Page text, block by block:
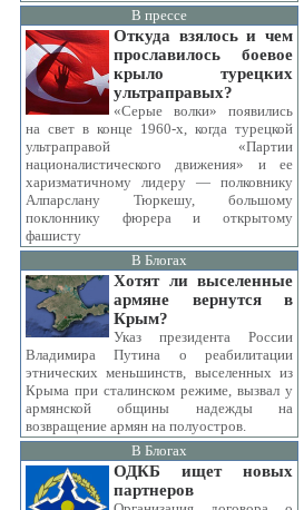
В прессе
Откуда взялось и чем
прославилось боевое
крыло турецких
ультраправых?
«Серые волки» появились
на свет в конце 1960-х, когда турецкой
ультраправой «Партии
националистического движения» и ее
харизматичному лидеру — полковнику
Алпарслану Тюркешу, большому
поклоннику фюрера и открытому
фашисту
В Блогах
Хотят ли выселенные
армяне вернутся в
Крым?
Указ президента России
Владимира Путина о реабилитации
этнических меньшинств, выселенных из
Крыма при сталинском режиме, вызвал у
армянской общины надежды на
возвращение армян на полуостров.
В Блогах
ОДКБ ищет новых
партнеров